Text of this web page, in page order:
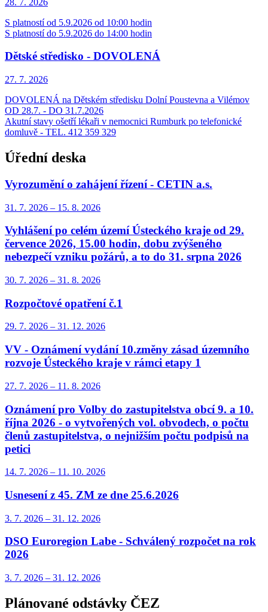
S platností od 5.9.2026 od 10:00 hodin
S platností do 5.9.2026 do 14:00 hodin
Dětské středisko - DOVOLENÁ
27. 7. 2026
DOVOLENÁ na Dětském středisku Dolní Poustevna a Vilémov
OD 28.7. - DO 31.7.2026
Akutní stavy ošetří lékaři v nemocnici Rumburk po telefonické
domluvě - TEL. 412 359 329
Úřední deska
Vyrozumění o zahájení řízení - CETIN a.s.
31. 7. 2026 – 15. 8. 2026
Vyhlášení po celém území Ústeckého kraje od 29.
července 2026, 15.00 hodin, dobu zvýšeného
nebezpečí vzniku požárů, a to do 31. srpna 2026
30. 7. 2026 – 31. 8. 2026
Rozpočtové opatření č.1
29. 7. 2026 – 31. 12. 2026
VV - Oznámení vydání 10.změny zásad územního
rozvoje Ústeckého kraje v rámci etapy 1
27. 7. 2026 – 11. 8. 2026
Oznámení pro Volby do zastupitelstva obcí 9. a 10.
října 2026 - o vytvořených vol. obvodech, o počtu
členů zastupitelstva, o nejnižším počtu podpisů na
petici
14. 7. 2026 – 11. 10. 2026
Usnesení z 45. ZM ze dne 25.6.2026
3. 7. 2026 – 31. 12. 2026
DSO Euroregion Labe - Schválený rozpočet na rok
2026
3. 7. 2026 – 31. 12. 2026
Plánované odstávky ČEZ